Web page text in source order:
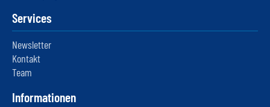
Services
Newsletter
Kontakt
Team
Informationen